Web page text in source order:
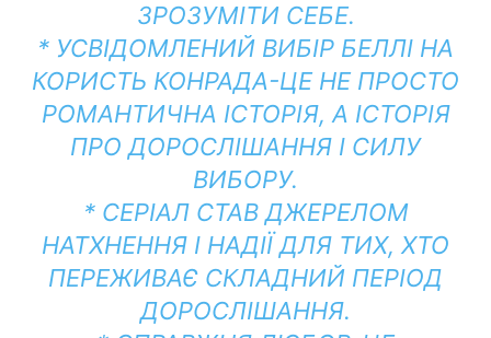
ЗРОЗУМІТИ СЕБЕ.
* УСВІДОМЛЕНИЙ ВИБІР БЕЛЛІ НА
КОРИСТЬ КОНРАДА-ЦЕ НЕ ПРОСТО
РОМАНТИЧНА ІСТОРІЯ, А ІСТОРІЯ
ПРО ДОРОСЛІШАННЯ І СИЛУ
ВИБОРУ.
* СЕРІАЛ СТАВ ДЖЕРЕЛОМ
НАТХНЕННЯ І НАДІЇ ДЛЯ ТИХ, ХТО
ПЕРЕЖИВАЄ СКЛАДНИЙ ПЕРІОД
ДОРОСЛІШАННЯ.